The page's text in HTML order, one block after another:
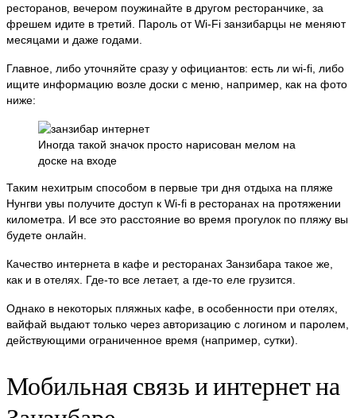
ресторанов, вечером поужинайте в другом ресторанчике, за
фрешем идите в третий. Пароль от Wi-Fi занзибарцы не меняют
месяцами и даже годами.
Главное, либо уточняйте сразу у официантов: есть ли wi-fi, либо
ищите информацию возле доски с меню, например, как на фото
ниже:
Иногда такой значок просто нарисован мелом на
доске на входе
Таким нехитрым способом в первые три дня отдыха на пляже
Нунгви увы получите доступ к Wi-fi в ресторанах на протяжении
километра. И все это расстояние во время прогулок по пляжу вы
будете онлайн.
Качество интернета в кафе и ресторанах Занзибара такое же,
как и в отелях. Где-то все летает, а где-то еле грузится.
Однако в некоторых пляжных кафе, в особенности при отелях,
вайфай выдают только через авторизацию с логином и паролем,
действующими ограниченное время (например, сутки).
Мобильная связь и интернет на